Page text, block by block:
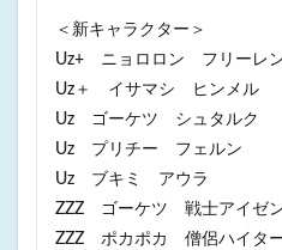
＜新キャラクター＞
Uz+ ニョロロン フリーレ
Uz＋ イサマシ ヒンメル
Uz ゴーケツ シュタルク
Uz プリチー フェルン
Uz ブキミ アウラ
ZZZ ゴーケツ 戦士アイゼ
ZZZ ポカポカ 僧侶ハイタ